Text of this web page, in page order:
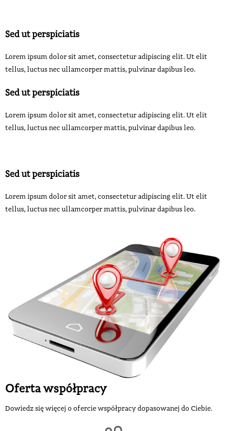
Sed ut perspiciatis
Lorem ipsum dolor sit amet, consectetur adipiscing elit. Ut elit
tellus, luctus nec ullamcorper mattis, pulvinar dapibus leo.
Sed ut perspiciatis
Lorem ipsum dolor sit amet, consectetur adipiscing elit. Ut elit
tellus, luctus nec ullamcorper mattis, pulvinar dapibus leo.
Sed ut perspiciatis
Lorem ipsum dolor sit amet, consectetur adipiscing elit. Ut elit
tellus, luctus nec ullamcorper mattis, pulvinar dapibus leo.
Oferta współpracy
Dowiedz się więcej o ofercie współpracy dopasowanej do Ciebie.